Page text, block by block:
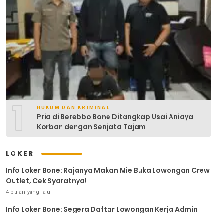
1 HUKUM DAN KRIMINAL
Pria di Berebbo Bone Ditangkap Usai Aniaya
Korban dengan Senjata Tajam
LOKER
Info Loker Bone: Rajanya Makan Mie Buka Lowongan Crew
Outlet, Cek Syaratnya!
4 bulan yang lalu
Info Loker Bone: Segera Daftar Lowongan Kerja Admin